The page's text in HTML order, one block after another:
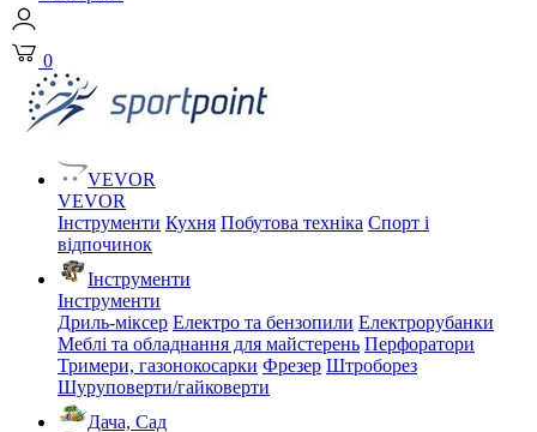
0
VEVOR
VEVOR
Інструменти Кухня Побутова техніка Спорт і
відпочинок
Інструменти
Інструменти
Дриль-міксер Електро та бензопили Електрорубанки
Меблі та обладнання для майстерень Перфоратори
Тримери, газонокосарки Фрезер Штроборез
Шуруповерти/гайковерти
Дача, Сад